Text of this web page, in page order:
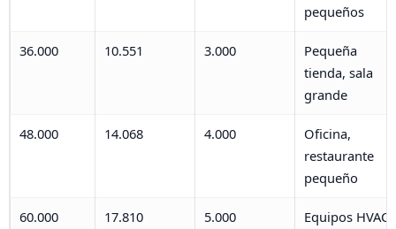
pequeños
36.000 10.551 3.000
Pequeña
tienda, sala
grande
48.000 14.068 4.000
Oficina,
restaurante
pequeño
60.000 17.810 5.000
Equipos HVAC